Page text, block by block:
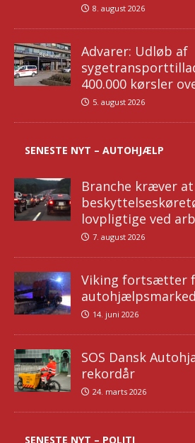
8. august 2026
Advarer: Udløb af
400.000 kørsler
5. august 2026
SENESTE NYT – AUTOHJÆLP
Branche kræver at
lovpligtige ved
7. august 2026
Viking fortsætter
14. juni 2026
SOS Dansk
rekordår
24. marts 2026
SENESTE NYT – POLITI